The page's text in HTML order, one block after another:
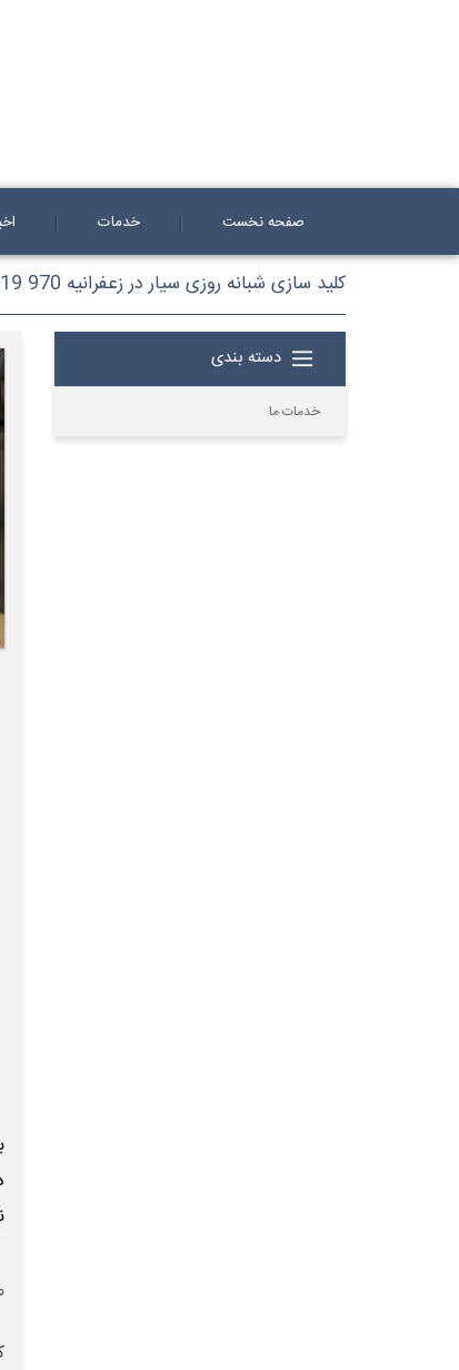
صفحه نخست خدمات
کلید سازی شبانه روزی سیار در زعفرانیه 970 0919 0912
دسته بندی
خدمات ما